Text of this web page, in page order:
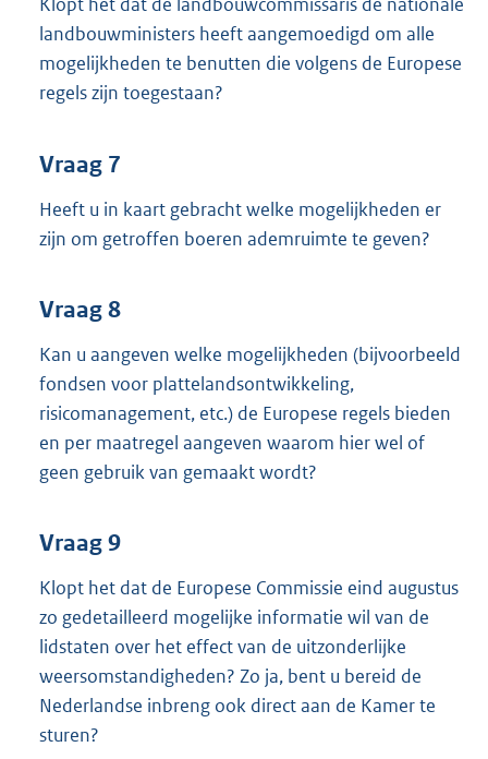
landbouwministers heeft aangemoedigd om alle
mogelijkheden te benutten die volgens de Europese
regels zijn toegestaan?
Vraag 7
Heeft u in kaart gebracht welke mogelijkheden er
zijn om getroffen boeren ademruimte te geven?
Vraag 8
Kan u aangeven welke mogelijkheden (bijvoorbeeld
fondsen voor plattelandsontwikkeling,
risicomanagement, etc.) de Europese regels bieden
en per maatregel aangeven waarom hier wel of
geen gebruik van gemaakt wordt?
Vraag 9
Klopt het dat de Europese Commissie eind augustus
zo gedetailleerd mogelijke informatie wil van de
lidstaten over het effect van de uitzonderlijke
weersomstandigheden? Zo ja, bent u bereid de
Nederlandse inbreng ook direct aan de Kamer te
sturen?